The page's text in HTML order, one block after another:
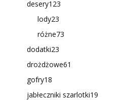
desery123
lody23
różne73
dodatki23
drożdżowe61
gofry18
jabłeczniki szarlotki19